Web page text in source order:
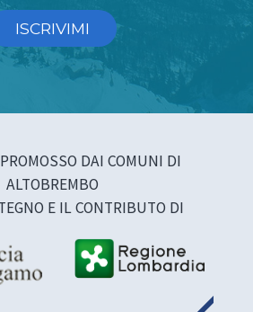
ISCRIVIMI
DAI COMUNI DI
ALTOBREMBO
E IL CONTRIBUTO DI